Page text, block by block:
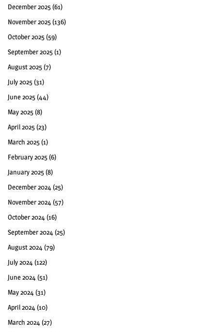
December 2025 (61)
November 2025 (136)
October 2025 (59)
September 2025 (1)
August 2025 (7)
July 2025 (31)
June 2025 (44)
May 2025 (8)
April 2025 (23)
March 2025 (1)
February 2025 (6)
January 2025 (8)
December 2024 (25)
November 2024 (57)
October 2024 (16)
September 2024 (25)
August 2024 (79)
July 2024 (122)
June 2024 (51)
May 2024 (31)
April 2024 (10)
March 2024 (27)